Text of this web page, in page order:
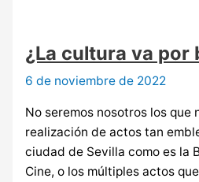
¿La cultura va por
6 de noviembre de 2022
No seremos nosotros los que
realización de actos tan
ciudad de Sevilla como es la
Cine, o los múltiples actos